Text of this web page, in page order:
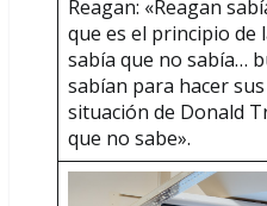
Reagan: «Reagan
que es el principio de
sabía que no sabía…
sabían para hacer
situación de Donald
que no sabe».